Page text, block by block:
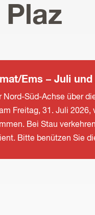
Ems – Juli
Süd-Achse über
Freitag, 31. Juli
Bei Stau
Bitte benützen Sie